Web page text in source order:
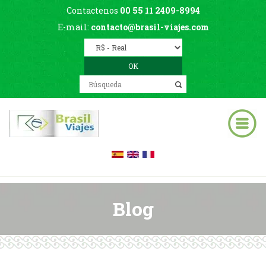
Contactenos 00 55 11 2409-8994
E-mail: contacto@brasil-viajes.com
Blog